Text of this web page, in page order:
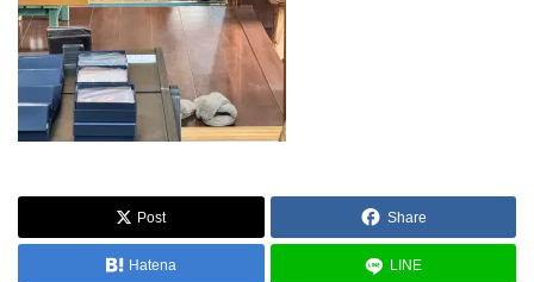
Post Share
Hatena LINE